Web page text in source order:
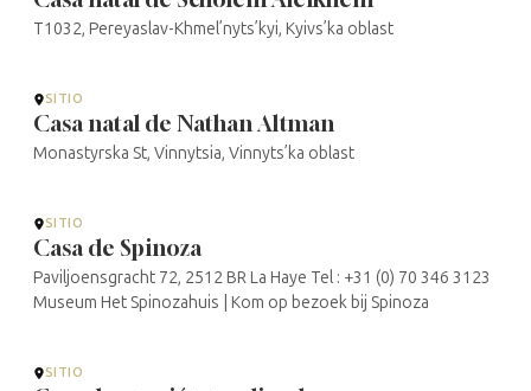
T1032, Pereyaslav-Khmel’nyts’kyi, Kyivs’ka oblast
SITIO
Casa natal de Nathan Altman
Monastyrska St, Vinnytsia, Vinnyts’ka oblast
SITIO
Casa de Spinoza
Paviljoensgracht 72, 2512 BR La Haye Tel : +31 (0) 70 346 3123
Museum Het Spinozahuis | Kom op bezoek bij Spinoza
SITIO